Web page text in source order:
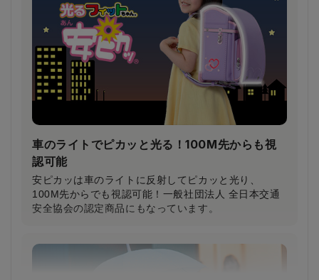
柔らかいクッション＆特許登録された特殊構造の楽ッ
ションによって、肩への圧力が分散され、体への負担
が軽減されます。
小学生から支持される圧倒的な背負い心地
車のライトでピカッと光る！100M先からも視
認可能
安ピカッは車のライトに反射してピカッと光り、
100M先からでも視認可能！一般社団法人 全日本交通
安全協会の認定商品にもなっています。